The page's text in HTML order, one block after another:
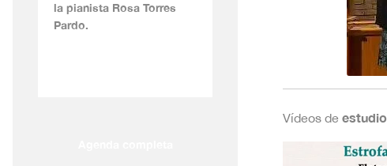
Vídeos deestudio
la pianista Rosa Torres
Pardo.